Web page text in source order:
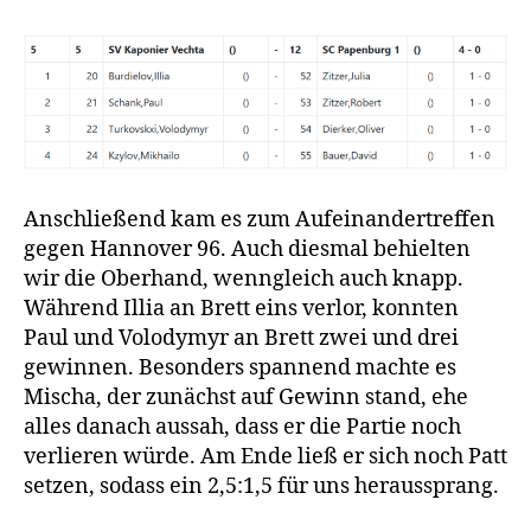
Anschließend kam es zum Aufeinandertreffen
gegen Hannover 96. Auch diesmal behielten
wir die Oberhand, wenngleich auch knapp.
Während Illia an Brett eins verlor, konnten
Paul und Volodymyr an Brett zwei und drei
gewinnen. Besonders spannend machte es
Mischa, der zunächst auf Gewinn stand, ehe
alles danach aussah, dass er die Partie noch
verlieren würde. Am Ende ließ er sich noch Patt
setzen, sodass ein 2,5:1,5 für uns heraussprang.